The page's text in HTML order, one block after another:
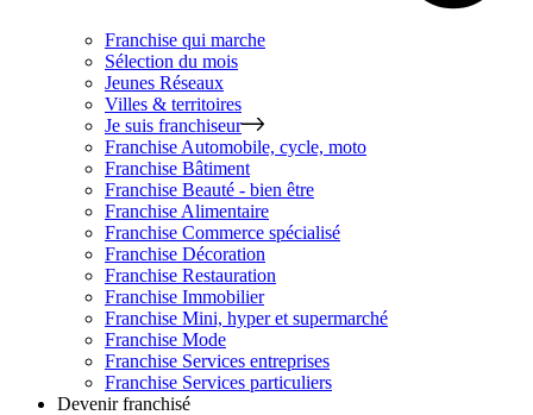
Franchise qui marche
Sélection du mois
Jeunes Réseaux
Villes & territoires
Je suis franchiseur
Franchise Automobile, cycle, moto
Franchise Bâtiment
Franchise Beauté - bien être
Franchise Alimentaire
Franchise Commerce spécialisé
Franchise Décoration
Franchise Restauration
Franchise Immobilier
Franchise Mini, hyper et supermarché
Franchise Mode
Franchise Services entreprises
Franchise Services particuliers
Devenir franchisé